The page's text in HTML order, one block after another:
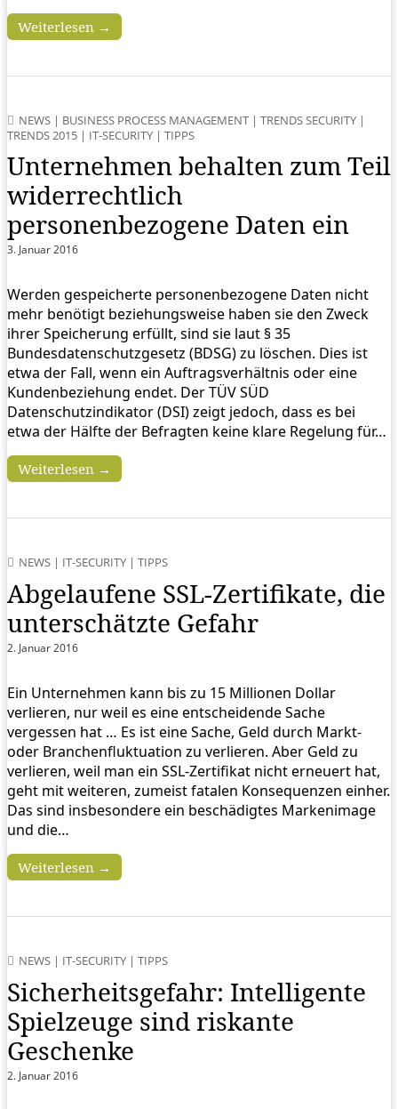
Weiterlesen →
NEWS | BUSINESS PROCESS MANAGEMENT | TRENDS SECURITY |
TRENDS 2015 | IT-SECURITY | TIPPS
Unternehmen behalten zum Teil
widerrechtlich
personenbezogene Daten ein
3. Januar 2016
Werden gespeicherte personenbezogene Daten nicht
mehr benötigt beziehungsweise haben sie den Zweck
ihrer Speicherung erfüllt, sind sie laut § 35
Bundesdatenschutzgesetz (BDSG) zu löschen. Dies ist
etwa der Fall, wenn ein Auftragsverhältnis oder eine
Kundenbeziehung endet. Der TÜV SÜD
Datenschutzindikator (DSI) zeigt jedoch, dass es bei
etwa der Hälfte der Befragten keine klare Regelung für…
Weiterlesen →
NEWS | IT-SECURITY | TIPPS
Abgelaufene SSL-Zertifikate, die
unterschätzte Gefahr
2. Januar 2016
Ein Unternehmen kann bis zu 15 Millionen Dollar
verlieren, nur weil es eine entscheidende Sache
vergessen hat … Es ist eine Sache, Geld durch Markt-
oder Branchenfluktuation zu verlieren. Aber Geld zu
verlieren, weil man ein SSL-Zertifikat nicht erneuert hat,
geht mit weiteren, zumeist fatalen Konsequenzen einher.
Das sind insbesondere ein beschädigtes Markenimage
und die…
Weiterlesen →
NEWS | IT-SECURITY | TIPPS
Sicherheitsgefahr: Intelligente
Spielzeuge sind riskante
Geschenke
2. Januar 2016